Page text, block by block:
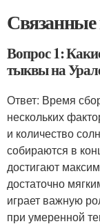
Вопрос 1:
тыквы на
Ответ: Время
нескольких
и количество
собираются в
достигают
достаточно
играет важную
при умеренной